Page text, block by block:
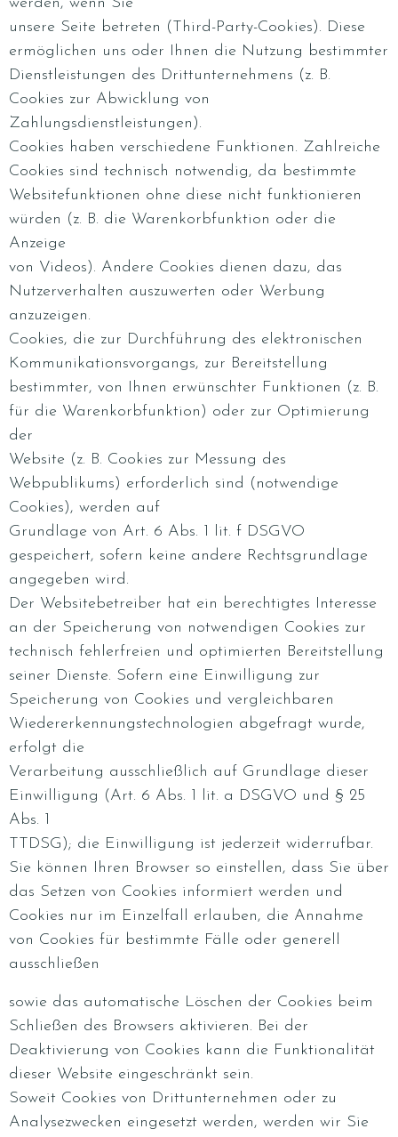
unsere Seite betreten (Third-Party-Cookies). Diese
ermöglichen uns oder Ihnen die Nutzung bestimmter
Dienstleistungen des Drittunternehmens (z. B.
Cookies zur Abwicklung von
Zahlungsdienstleistungen).
Cookies haben verschiedene Funktionen. Zahlreiche
Cookies sind technisch notwendig, da bestimmte
Websitefunktionen ohne diese nicht funktionieren
würden (z. B. die Warenkorbfunktion oder die
Anzeige
von Videos). Andere Cookies dienen dazu, das
Nutzerverhalten auszuwerten oder Werbung
anzuzeigen.
Cookies, die zur Durchführung des elektronischen
Kommunikationsvorgangs, zur Bereitstellung
bestimmter, von Ihnen erwünschter Funktionen (z. B.
für die Warenkorbfunktion) oder zur Optimierung
der
Website (z. B. Cookies zur Messung des
Webpublikums) erforderlich sind (notwendige
Cookies), werden auf
Grundlage von Art. 6 Abs. 1 lit. f DSGVO
gespeichert, sofern keine andere Rechtsgrundlage
angegeben wird.
Der Websitebetreiber hat ein berechtigtes Interesse
an der Speicherung von notwendigen Cookies zur
technisch fehlerfreien und optimierten Bereitstellung
seiner Dienste. Sofern eine Einwilligung zur
Speicherung von Cookies und vergleichbaren
Wiedererkennungstechnologien abgefragt wurde,
erfolgt die
Verarbeitung ausschließlich auf Grundlage dieser
Einwilligung (Art. 6 Abs. 1 lit. a DSGVO und § 25
Abs. 1
TTDSG); die Einwilligung ist jederzeit widerrufbar.
Sie können Ihren Browser so einstellen, dass Sie über
das Setzen von Cookies informiert werden und
Cookies nur im Einzelfall erlauben, die Annahme
von Cookies für bestimmte Fälle oder generell
ausschließen
sowie das automatische Löschen der Cookies beim
Schließen des Browsers aktivieren. Bei der
Deaktivierung von Cookies kann die Funktionalität
dieser Website eingeschränkt sein.
Soweit Cookies von Drittunternehmen oder zu
Analysezwecken eingesetzt werden, werden wir Sie